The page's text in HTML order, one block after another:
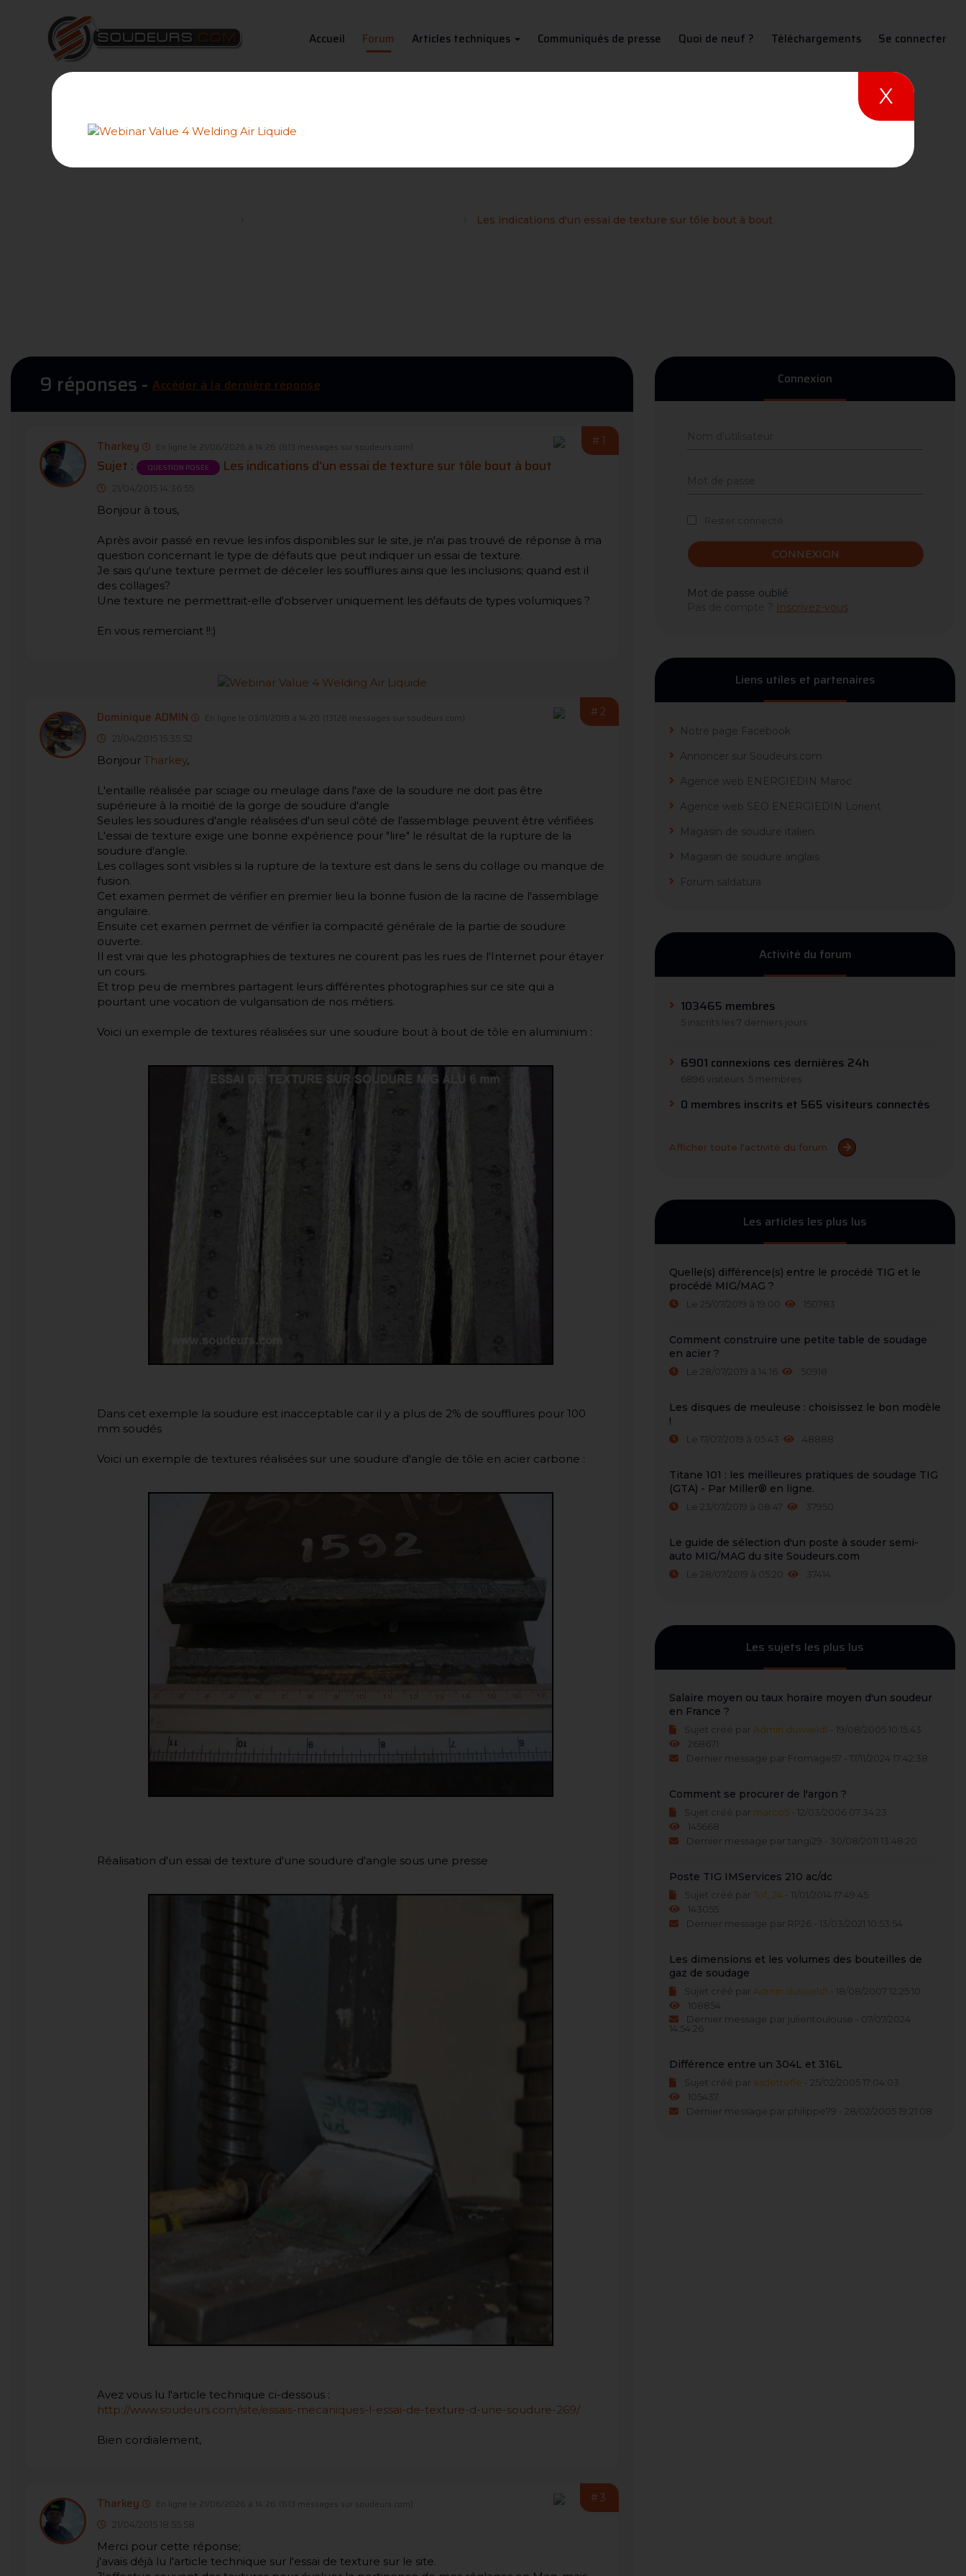
Accueil Forum Articles techniques Communiqués de presse Quoi de neuf ? Téléchargements Se connecter
Les indications d'un essai de texture sur tôle bout à bout
9 réponses - Accéder à la dernière réponse
#1
Tharkey En ligne le 21/06/2026 à 14:26 (613 messages sur soudeurs.com)
Sujet : QUESTION POSÉE Les indications d'un essai de texture sur tôle bout à bout
21/04/2015 14:36:55
Bonjour à tous,
Après avoir passé en revue les infos disponibles sur le site, je n'ai pas trouvé de réponse à ma
question concernant le type de défauts que peut indiquer un essai de texture.
Je sais qu'une texture permet de déceler les soufflures ainsi que les inclusions; quand est il
des collages?
Une texture ne permettrait-elle d'observer uniquement les défauts de types volumiques ?
En vous remerciant !!:)
#2
Dominique ADMIN En ligne le 03/11/2019 à 14:20 (13128 messages sur soudeurs.com)
21/04/2015 15:35:52
Bonjour Tharkey,
L'entaille réalisée par sciage ou meulage dans l'axe de la soudure ne doit pas être
supérieure à la moitié de la gorge de soudure d'angle
Seules les soudures d'angle réalisées d'un seul côté de l'assemblage peuvent être vérifiées
L'essai de texture exige une bonne expérience pour "lire" le résultat de la rupture de la
soudure d'angle.
Les collages sont visibles si la rupture de la texture est dans le sens du collage ou manque de
fusion.
Cet examen permet de vérifier en premier lieu la bonne fusion de la racine de l'assemblage
angulaire.
Ensuite cet examen permet de vérifier la compacité générale de la partie de soudure
ouverte.
Il est vrai que les photographies de textures ne courent pas les rues de l'Internet pour étayer
un cours.
Et trop peu de membres partagent leurs différentes photographies sur ce site qui a
pourtant une vocation de vulgarisation de nos métiers.
Voici un exemple de textures réalisées sur une soudure bout à bout de tôle en aluminium :
Dans cet exemple la soudure est inacceptable car il y a plus de 2% de soufflures pour 100
mm soudés
Voici un exemple de textures réalisées sur une soudure d'angle de tôle en acier carbone :
Réalisation d'un essai de texture d'une soudure d'angle sous une presse
Avez vous lu l'article technique ci-dessous :
http://www.soudeurs.com/site/essais-mecaniques-l-essai-de-texture-d-une-soudure-269/
Bien cordialement,
#3
Tharkey En ligne le 21/06/2026 à 14:26 (613 messages sur soudeurs.com)
21/04/2015 18:55:58
Merci pour cette réponse;
j'avais déjà lu l'article technique sur l'essai de texture sur le site.
Connexion
CONNEXION
Mot de passe oublié
Inscrivez-vous
Liens utiles et partenaires
Notre page Facebook
Annoncer sur Soudeurs.com
Agence web ENERGIEDIN Maroc
Agence web SEO ENERGIEDIN Lorient
Magasin de soudure italien
Magasin de soudure anglais
Forum saldatura
Activité du forum
103465 membres
5 inscrits les 7 derniers jours
6901 connexions ces dernières 24h
6896 visiteurs 5 membres
0 membres inscrits et 565 visiteurs connectés
Afficher toute l'activité du forum
Les articles les plus lus
Quelle(s) différence(s) entre le procédé TIG et le
procédé MIG/MAG ?
Le 25/07/2019 à 19:00 150783
Comment construire une petite table de soudage
en acier ?
Le 28/07/2019 à 14:16 50918
Les disques de meuleuse : choisissez le bon modèle
!
Le 17/07/2019 à 05:43 48888
Titane 101 : les meilleures pratiques de soudage TIG
(GTA) - Par Miller® en ligne.
Le 23/07/2019 à 08:47 37950
Le guide de sélection d'un poste à souder semi-
auto MIG/MAG du site Soudeurs.com
Le 28/07/2019 à 05:20 37414
Les sujets les plus lus
Salaire moyen ou taux horaire moyen d'un soudeur
en France ?
Sujet créé par Admin dusweld1 - 19/08/2005 10:15:43
268671
Dernier message par Fromage57 - 17/11/2024 17:42:38
Comment se procurer de l'argon ?
Sujet créé par marco5 - 12/03/2006 07:34:23
145668
Dernier message par tangi29 - 30/08/2011 13:48:20
Poste TIG IMServices 210 ac/dc
Sujet créé par Tof_24 - 11/01/2014 17:49:45
143055
Dernier message par RP26 - 13/03/2021 10:53:54
Les dimensions et les volumes des bouteilles de
gaz de soudage
Sujet créé par Admin dusweld1 - 18/08/2007 12:25:10
108854
Dernier message par julientoulouse - 07/07/2024
14:54:26
Différence entre un 304L et 316L
Sujet créé par asdetrefle - 25/02/2005 17:04:03
105437
Dernier message par philippe79 - 28/02/2005 19:21:08
X